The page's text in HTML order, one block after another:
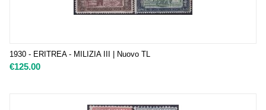
1930 - ERITREA - MILIZIA III | Nuovo TL
€125.00